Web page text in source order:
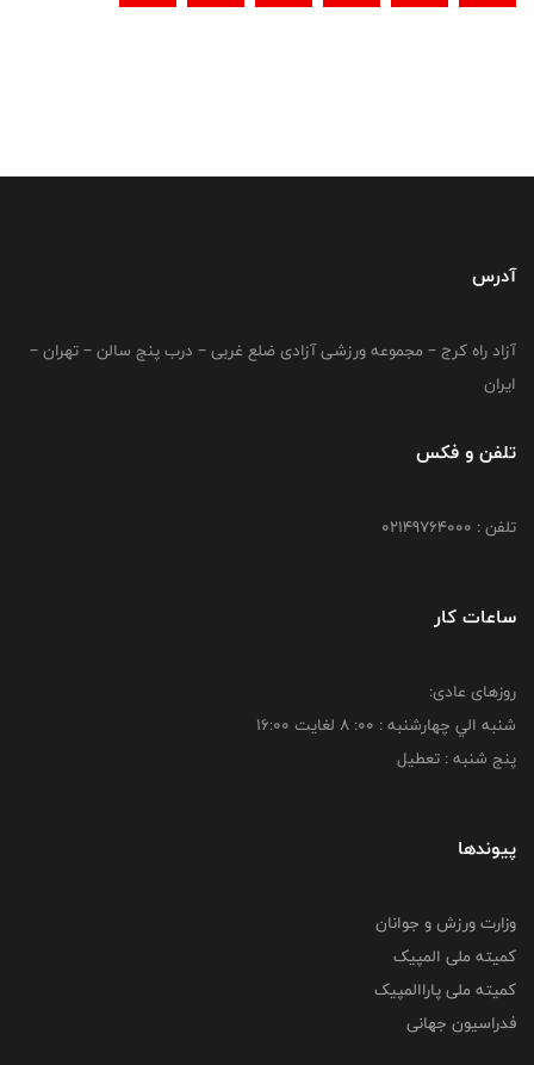
آدرس
آزاد راه کرج – مجموعه ورزشی آزادی ضلع غربی – درب پنج سالن – تهران –
ایران
تلفن و فکس
تلفن : 02149764000
ساعات کار
روزهای عادی:
شنبه الي چهارشنبه : 00: 8 لغايت 16:00
پنج شنبه : تعطیل
پیوندها
وزارت ورزش و جوانان
کمیته ملی المپیک
کمیته ملی پاراالمپیک
فدراسیون جهانی